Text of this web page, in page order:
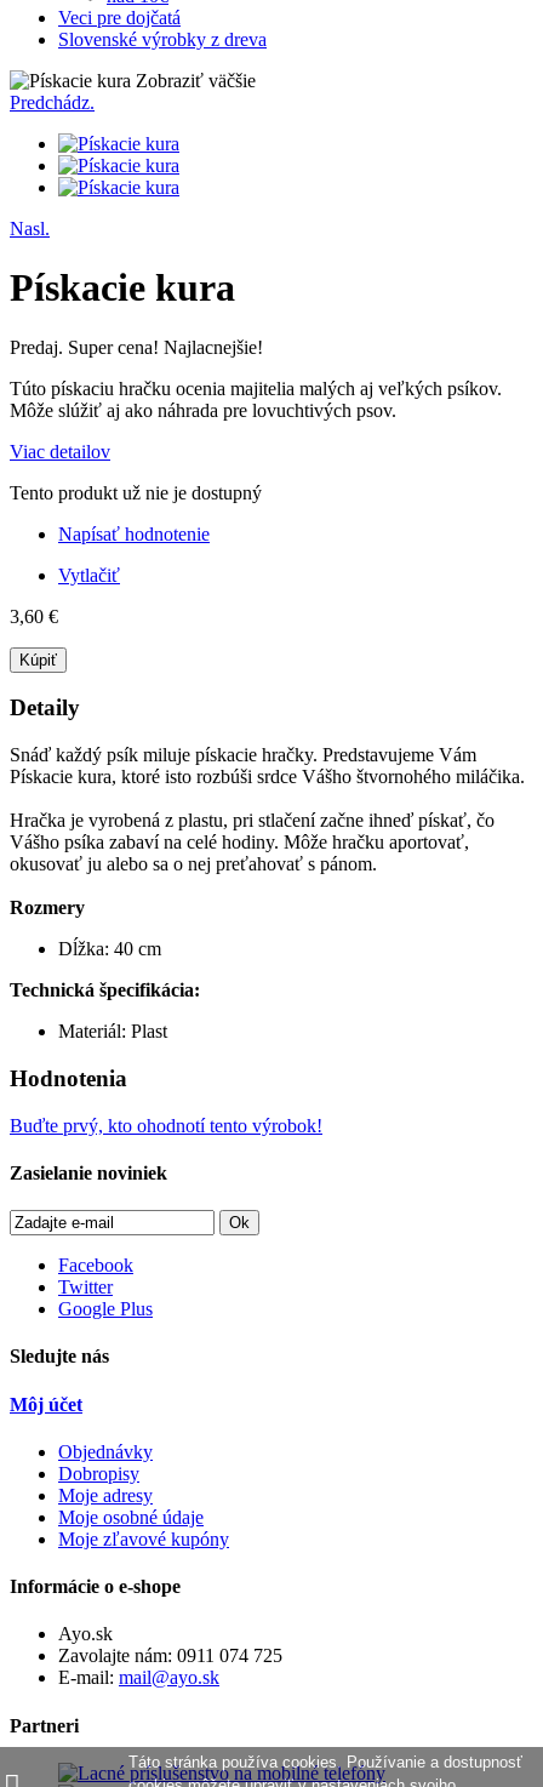
Veci pre dojčatá
Slovenské výrobky z dreva
Zobraziť väčšie
Predchádz.
Nasl.
Pískacie kura
Predaj. Super cena! Najlacnejšie!
Túto pískaciu hračku ocenia majitelia malých aj veľkých psíkov.
Môže slúžiť aj ako náhrada pre lovuchtivých psov.
Viac detailov
Tento produkt už nie je dostupný
Napísať hodnotenie
Vytlačiť
3,60 €
Kúpiť
Detaily
Snáď každý psík miluje pískacie hračky. Predstavujeme Vám
Pískacie kura, ktoré isto rozbúši srdce Vášho štvornohého miláčika.
Hračka je vyrobená z plastu, pri stlačení začne ihneď pískať, čo
Vášho psíka zabaví na celé hodiny. Môže hračku aportovať,
okusovať ju alebo sa o nej preťahovať s pánom.
Rozmery
Dĺžka: 40 cm
Technická špecifikácia:
Materiál: Plast
Hodnotenia
Buďte prvý, kto ohodnotí tento výrobok!
Zasielanie noviniek
Ok
Facebook
Twitter
Google Plus
Sledujte nás
Môj účet
Objednávky
Dobropisy
Moje adresy
Moje osobné údaje
Moje zľavové kupóny
Informácie o e-shope
Ayo.sk
Zavolajte nám: 0911 074 725
E-mail: mail@ayo.sk
Táto stránka používa cookies. Používanie a dostupnosť
Partneri